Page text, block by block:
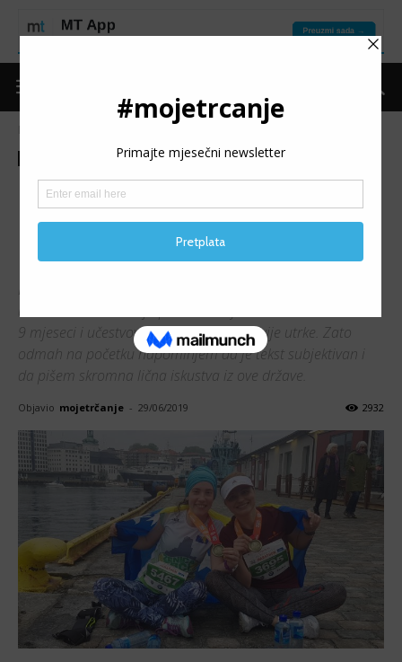
Moje iskustvo
LARISA SPAHIĆ: Trkačka
iskustva iz zemlje fjordova –
Norveške
Da li sam kompetentna pisati o trkačkoj zajednici i
utrkama u Norveškoj općenito? Definitivno ne. Živim tu tek
9 mjeseci i učestvovala sam na svega dvije utrke. Zato
odmah na početku napominjem da je tekst subjektivan i
da pišem skromna lična iskustva iz ove države.
Objavio mojetrčanje - 29/06/2019 2932